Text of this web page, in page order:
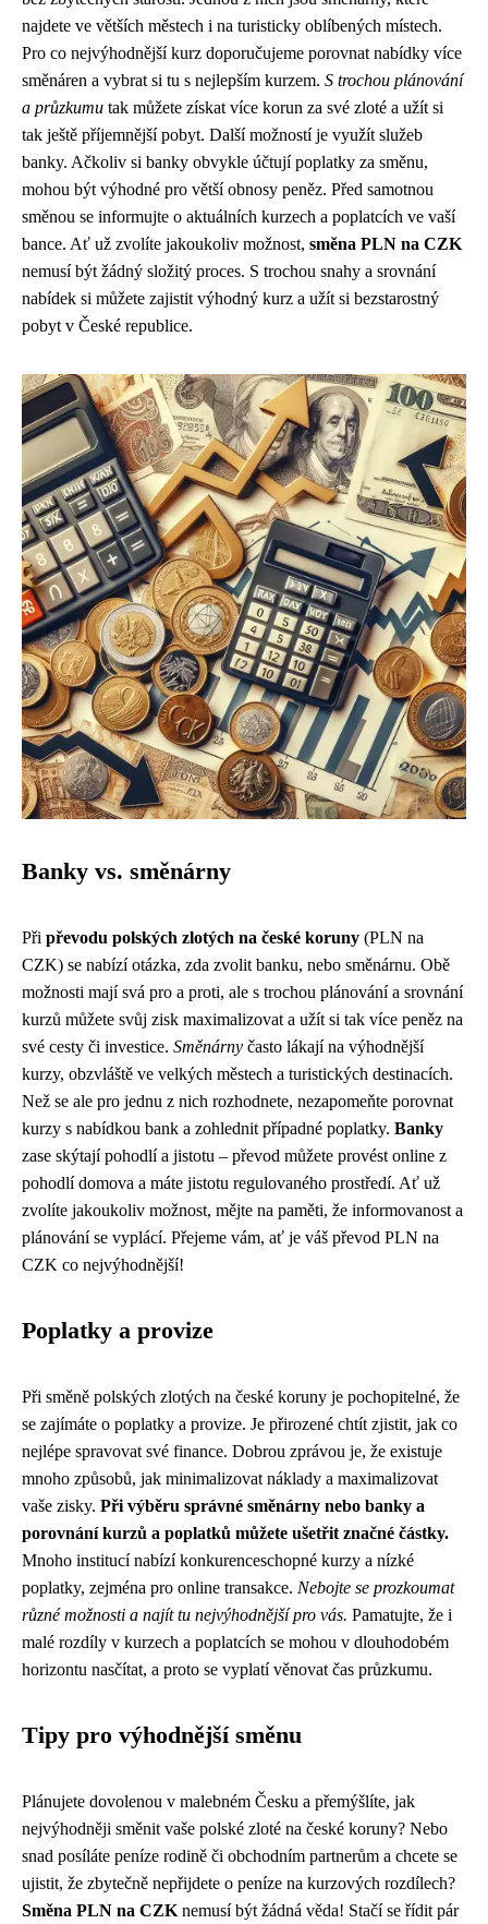
najdete ve větších městech i na turisticky oblíbených místech.
Pro co nejvýhodnější kurz doporučujeme porovnat nabídky více
směnáren a vybrat si tu s nejlepším kurzem. S trochou plánování
a průzkumu tak můžete získat více korun za své zloté a užít si
tak ještě příjemnější pobyt. Další možností je využít služeb
banky. Ačkoliv si banky obvykle účtují poplatky za směnu,
mohou být výhodné pro větší obnosy peněz. Před samotnou
směnou se informujte o aktuálních kurzech a poplatcích ve vaší
bance. Ať už zvolíte jakoukoliv možnost, směna PLN na CZK
nemusí být žádný složitý proces. S trochou snahy a srovnání
nabídek si můžete zajistit výhodný kurz a užít si bezstarostný
pobyt v České republice.
Banky vs. směnárny
Při převodu polských zlotých na české koruny (PLN na
CZK) se nabízí otázka, zda zvolit banku, nebo směnárnu. Obě
možnosti mají svá pro a proti, ale s trochou plánování a srovnání
kurzů můžete svůj zisk maximalizovat a užít si tak více peněz na
své cesty či investice. Směnárny často lákají na výhodnější
kurzy, obzvláště ve velkých městech a turistických destinacích.
Než se ale pro jednu z nich rozhodnete, nezapomeňte porovnat
kurzy s nabídkou bank a zohlednit případné poplatky. Banky
zase skýtají pohodlí a jistotu – převod můžete provést online z
pohodlí domova a máte jistotu regulovaného prostředí. Ať už
zvolíte jakoukoliv možnost, mějte na paměti, že informovanost a
plánování se vyplácí. Přejeme vám, ať je váš převod PLN na
CZK co nejvýhodnější!
Poplatky a provize
Při směně polských zlotých na české koruny je pochopitelné, že
se zajímáte o poplatky a provize. Je přirozené chtít zjistit, jak co
nejlépe spravovat své finance. Dobrou zprávou je, že existuje
mnoho způsobů, jak minimalizovat náklady a maximalizovat
vaše zisky. Při výběru správné směnárny nebo banky a
porovnání kurzů a poplatků můžete ušetřit značné částky.
Mnoho institucí nabízí konkurenceschopné kurzy a nízké
poplatky, zejména pro online transakce. Nebojte se prozkoumat
různé možnosti a najít tu nejvýhodnější pro vás. Pamatujte, že i
malé rozdíly v kurzech a poplatcích se mohou v dlouhodobém
horizontu nasčítat, a proto se vyplatí věnovat čas průzkumu.
Tipy pro výhodnější směnu
Plánujete dovolenou v malebném Česku a přemýšlíte, jak
nejvýhodněji směnit vaše polské zloté na české koruny? Nebo
snad posíláte peníze rodině či obchodním partnerům a chcete se
ujistit, že zbytečně nepřijdete o peníze na kurzových rozdílech?
Směna PLN na CZK nemusí být žádná věda! Stačí se řídit pár